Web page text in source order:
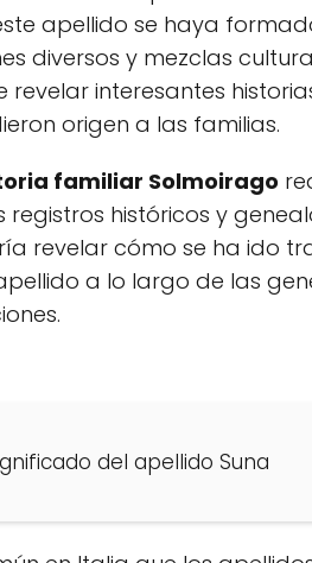
apellido se haya
diversos y mezclas
revelar interesantes
origen a las familias.
familiar Solmoirago
históricos y
revelar cómo se ha ido
a lo largo de las
del apellido Suna